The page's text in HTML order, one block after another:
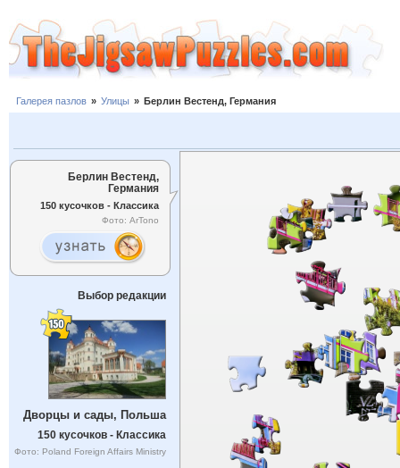
Галерея пазлов » Улицы » Берлин Вестенд, Германия
Берлин Вестенд,
Германия
150 кусочков - Классика
Фото: ArTono
Выбор редакции
Дворцы и сады, Польша
150 кусочков - Классика
Фото: Poland Foreign Affairs Ministry